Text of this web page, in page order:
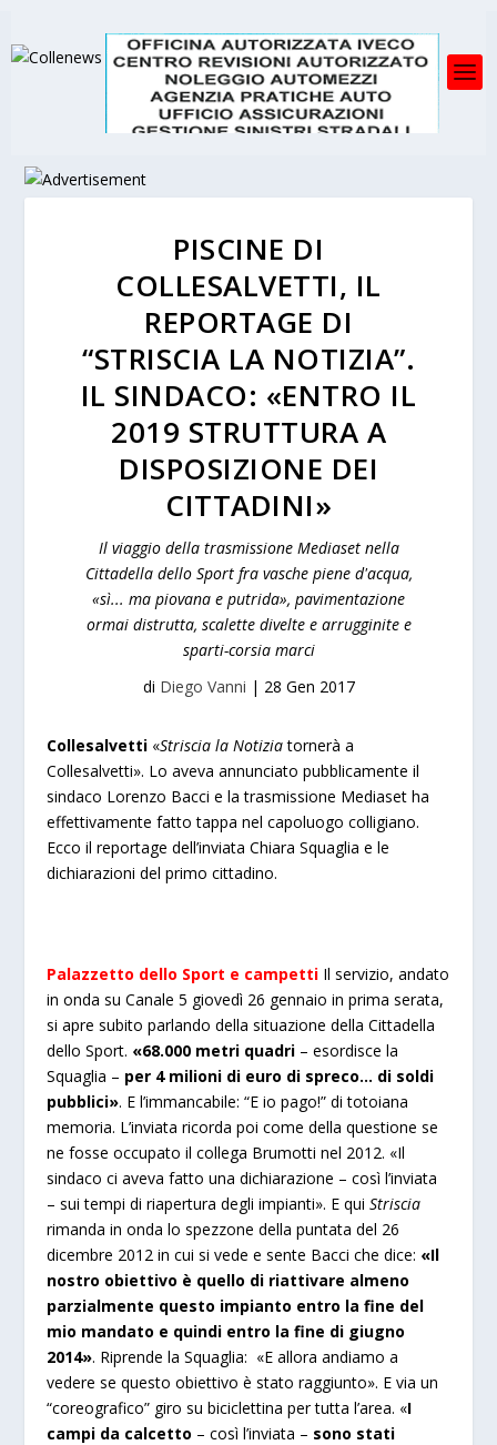
PISCINE DI
COLLESALVETTI, IL
REPORTAGE DI
“STRISCIA LA NOTIZIA”.
IL SINDACO: «ENTRO IL
2019 STRUTTURA A
DISPOSIZIONE DEI
CITTADINI»
Il viaggio della trasmissione Mediaset nella
Cittadella dello Sport fra vasche piene d'acqua,
«sì... ma piovana e putrida», pavimentazione
ormai distrutta, scalette divelte e arrugginite e
sparti-corsia marci
di Diego Vanni | 28 Gen 2017
Collesalvetti «Striscia la Notiziatornerà a
Collesalvetti». Lo aveva annunciato pubblicamente il
sindaco Lorenzo Bacci e la trasmissione Mediaset ha
effettivamente fatto tappa nel capoluogo colligiano.
Ecco il reportage dell’inviata Chiara Squaglia e le
dichiarazioni del primo cittadino.
Palazzetto dello Sport e campetti Il servizio, andato
in onda su Canale 5 giovedì 26 gennaio in prima serata,
si apre subito parlando della situazione della Cittadella
dello Sport. «68.000 metri quadri – esordisce la
Squaglia – per 4 milioni di euro di spreco… di soldi
pubblici». E l’immancabile: “E io pago!” di totoiana
memoria. L’inviata ricorda poi come della questione se
ne fosse occupato il collega Brumotti nel 2012. «Il
sindaco ci aveva fatto una dichiarazione – così l’inviata
– sui tempi di riapertura degli impianti». E quiStriscia
rimanda in onda lo spezzone della puntata del 26
dicembre 2012 in cui si vede e sente Bacci che dice: «Il
nostro obiettivo è quello di riattivare almeno
parzialmente questo impianto entro la fine del
mio mandato e quindi entro la fine di giugno
2014». Riprende la Squaglia: «E allora andiamo a
vedere se questo obiettivo è stato raggiunto». E via un
“coreografico” giro su biciclettina per tutta l’area. «I
campi da calcetto – così l’inviata – sono stati